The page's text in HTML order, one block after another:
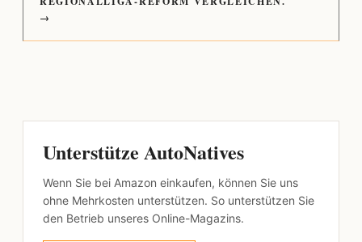
→
Unterstütze AutoNatives
Wenn Sie bei Amazon einkaufen, können Sie uns
ohne Mehrkosten unterstützen. So unterstützen Sie
den Betrieb unseres Online-Magazins.